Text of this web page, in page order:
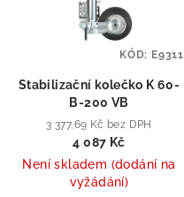
Stabilizační kolečko K 60-
B-200 VB
3 377,69 Kč bez DPH
4 087 Kč
Není skladem (dodání na
vyžádání)
KÓD: E9311